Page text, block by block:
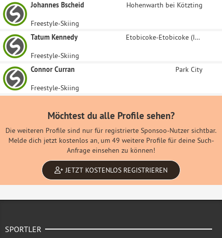
Johannes Bscheid
Hohenwarth bei Kötzting
Freestyle-Skiing
Tatum Kennedy
Etobicoke-Etobicoke (Islington Avenue)
Freestyle-Skiing
Connor Curran
Park City
Freestyle-Skiing
Möchtest du alle Profile sehen?
Die weiteren Profile sind nur für registrierte Sponsoo-Nutzer sichtbar.
Melde dich jetzt kostenlos an, um 49 weitere Profile für deine Such-
Anfrage einsehen zu können!
JETZT KOSTENLOS REGISTRIEREN
SPORTLER